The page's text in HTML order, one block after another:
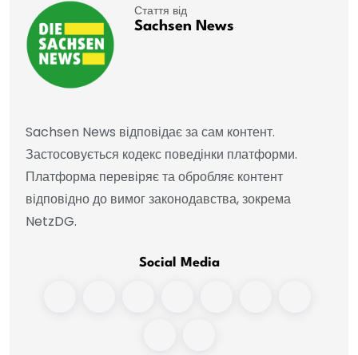
Стаття від
Sachsen News
Sachsen News відповідає за сам контент.
Застосовується кодекс поведінки платформи.
Платформа перевіряє та обробляє контент
відповідно до вимог законодавства, зокрема
NetzDG.
Social Media